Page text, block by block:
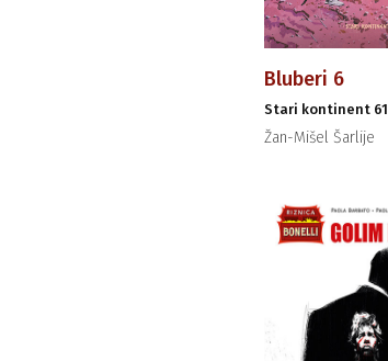
Bluberi 6
Stari kontinent 61
Žan-Mišel Šarlije